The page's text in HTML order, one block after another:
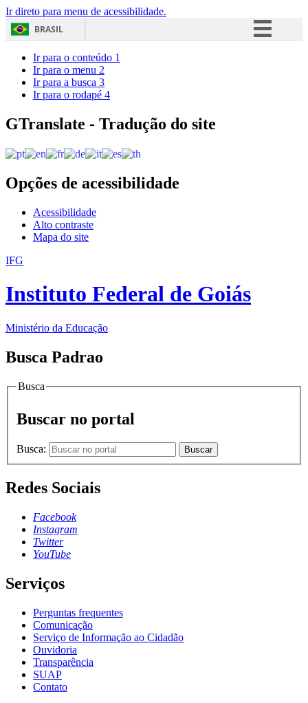
Ir direto para menu de acessibilidade.
BRASIL
Acesso à informação
Ir para o conteúdo 1
Ir para o menu 2
Ir para a busca 3
Ir para o rodapé 4
GTranslate - Tradução do site
Opções de acessibilidade
Acessibilidade
Alto contraste
Mapa do site
IFG
Instituto Federal de Goiás
Ministério da Educação
Busca Padrao
Busca
Buscar no portal
Busca: Buscar
Redes Sociais
Facebook
Instagram
Twitter
YouTube
Serviços
Perguntas frequentes
Comunicação
Serviço de Informação ao Cidadão
Ouvidoria
Transparência
SUAP
Contato